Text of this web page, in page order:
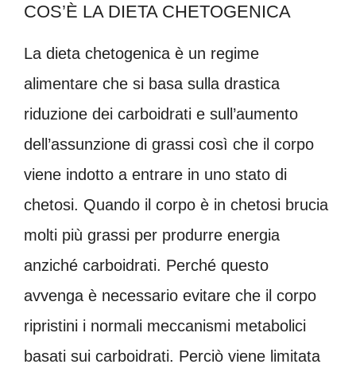
COS’È LA DIETA CHETOGENICA
La dieta chetogenica è un regime
alimentare che si basa sulla drastica
riduzione dei carboidrati e sull’aumento
dell’assunzione di grassi così che il corpo
viene indotto a entrare in uno stato di
chetosi. Quando il corpo è in chetosi brucia
molti più grassi per produrre energia
anziché carboidrati. Perché questo
avvenga è necessario evitare che il corpo
ripristini i normali meccanismi metabolici
basati sui carboidrati. Perciò viene limitata